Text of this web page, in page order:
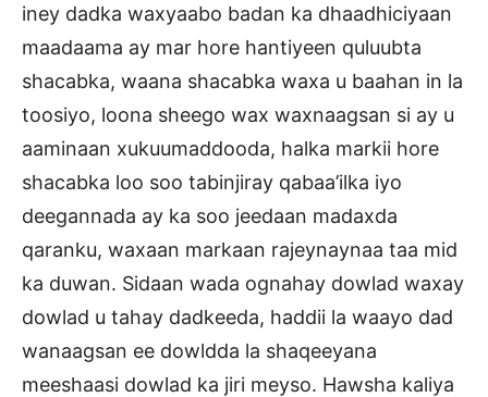
iney dadka waxyaabo badan ka dhaadhiciyaan
maadaama ay mar hore hantiyeen quluubta
shacabka, waana shacabka waxa u baahan in la
toosiyo, loona sheego wax waxnaagsan si ay u
aaminaan xukuumaddooda, halka markii hore
shacabka loo soo tabinjiray qabaa’ilka iyo
deegannada ay ka soo jeedaan madaxda
qaranku, waxaan markaan rajeynaynaa taa mid
ka duwan. Sidaan wada ognahay dowlad waxay
dowlad u tahay dadkeeda, haddii la waayo dad
wanaagsan ee dowldda la shaqeeyana
meeshaasi dowlad ka jiri meyso. Hawsha kaliya